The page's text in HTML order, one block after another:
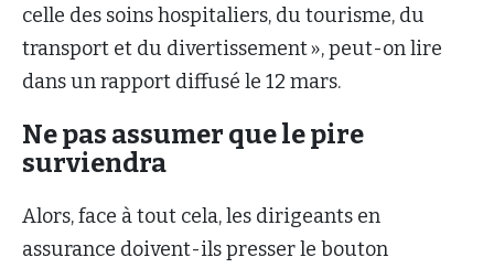
celle des soins hospitaliers, du tourisme, du
transport et du divertissement », peut-on lire
dans un rapport diffusé le 12 mars.
Ne pas assumer que le pire
surviendra
Alors, face à tout cela, les dirigeants en
assurance doivent-ils presser le bouton